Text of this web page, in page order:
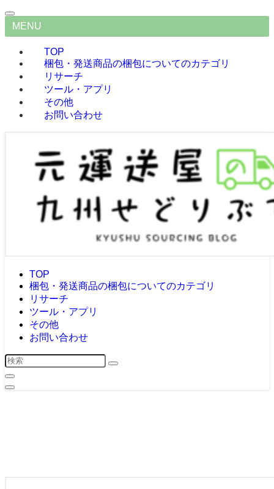
MENU
TOP
梱包・発送商品の梱包についてのカテゴリ
リサーチ
ツール・アプリ
その他
お問い合わせ
TOP
梱包・発送商品の梱包についてのカテゴリ
リサーチ
ツール・アプリ
その他
お問い合わせ